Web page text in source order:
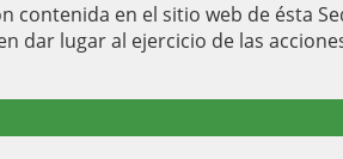
contenida en el sitio web de ésta
dar lugar al ejercicio de las